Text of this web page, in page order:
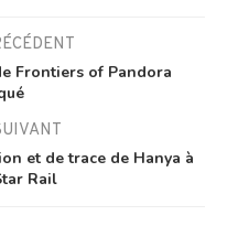
Frontiers of Pandora
et de trace de Hanya à
Rail